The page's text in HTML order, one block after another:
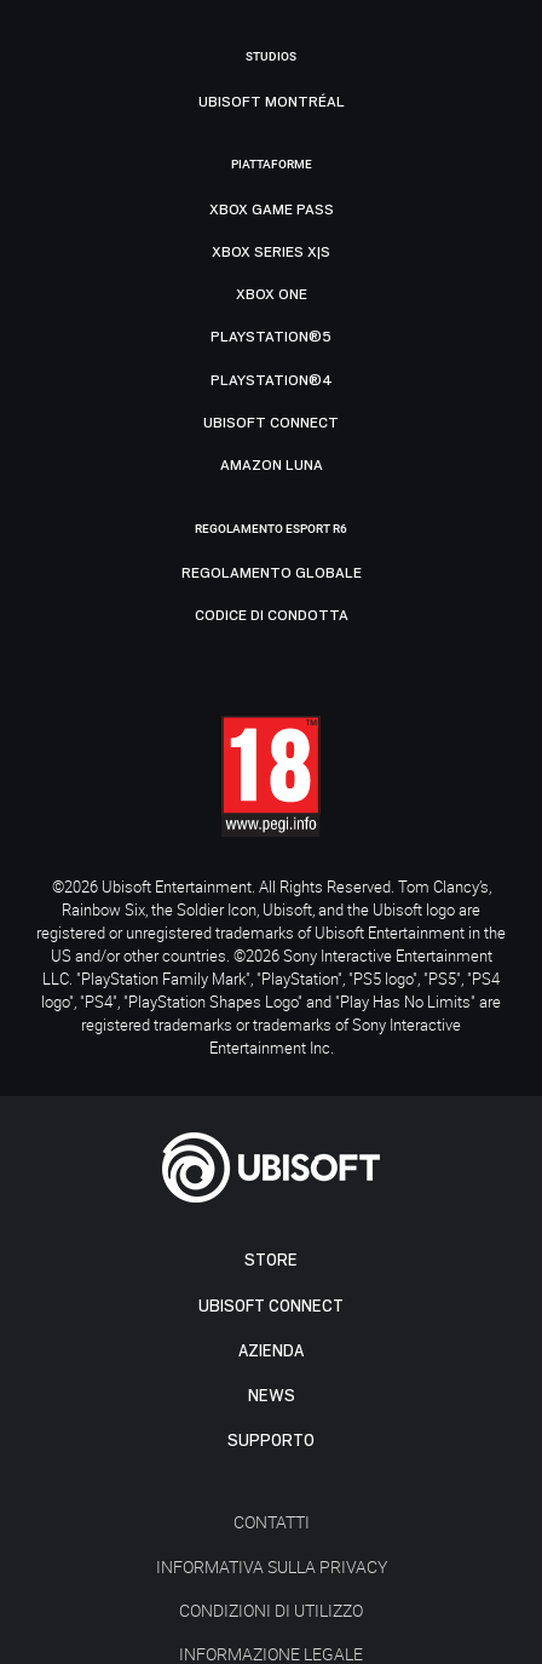
STORE
UBISOFT CONNECT
AZIENDA
NEWS
SUPPORTO
CONTATTI
INFORMATIVA SULLA PRIVACY
CONDIZIONI DI UTILIZZO
INFORMAZIONE LEGALE
STUDIOS
UBISOFT MONTRÉAL
PIATTAFORME
XBOX GAME PASS
XBOX SERIES X|S
XBOX ONE
PLAYSTATION®5
PLAYSTATION®4
UBISOFT CONNECT
AMAZON LUNA
REGOLAMENTO ESPORT R6
REGOLAMENTO GLOBALE
CODICE DI CONDOTTA
©2026 Ubisoft Entertainment. All Rights Reserved. Tom Clancy’s,
Rainbow Six, the Soldier Icon, Ubisoft, and the Ubisoft logo are
registered or unregistered trademarks of Ubisoft Entertainment in the
US and/or other countries. ©2026 Sony Interactive Entertainment
LLC. "PlayStation Family Mark", "PlayStation", "PS5 logo", "PS5", "PS4
logo", "PS4", "PlayStation Shapes Logo" and "Play Has No Limits" are
registered trademarks or trademarks of Sony Interactive
Entertainment Inc.